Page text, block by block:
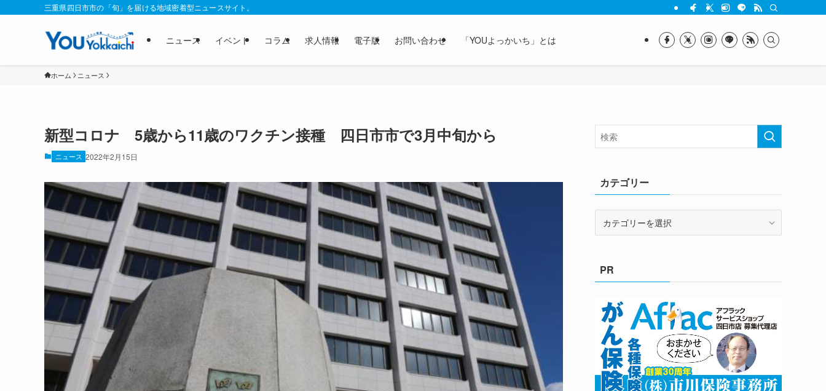
三重県四日市市の「旬」を届ける地域密着型ニュースサイト。
ニュース イベント コラム 求人情報 電子版 お問い合わせ 「YOUよっかいち」とは
ホーム ニュース
新型コロナ 5歳から11歳のワクチン接種 四日市市で3月中旬から
ニュース 2022年2月15日
カテゴリー
ーPR